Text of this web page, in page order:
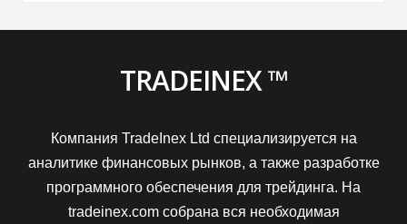
TRADEINEX ™
Компания TradeInex Ltd специализируется на
аналитике финансовых рынков, а также разработке
программного обеспечения для трейдинга. На
tradeinex.com собрана вся необходимая